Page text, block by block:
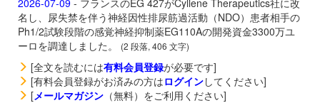
2026-07-09 - フランスのEG 427がCyllene Therapeutics社に改
名し、尿失禁を伴う神経因性排尿筋過活動（NDO）患者相手の
Ph1/2試験段階の感覚神経抑制薬EG110Aの開発資金3300万ユ
ーロを調達しました。
(2 段落, 406 文字)
[全文を読むには有料会員登録が必要です]
[有料会員登録がお済みの方はログインしてください]
[メールマガジン （無料）をご利用ください]